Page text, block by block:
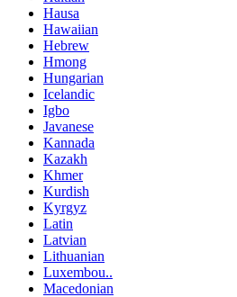
Hausa
Hawaiian
Hebrew
Hmong
Hungarian
Icelandic
Igbo
Javanese
Kannada
Kazakh
Khmer
Kurdish
Kyrgyz
Latin
Latvian
Lithuanian
Luxembou..
Macedonian